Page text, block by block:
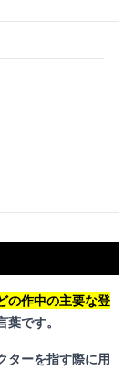
の作中の主要な登
です。
ターを指す際に用